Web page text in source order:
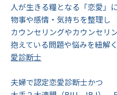
人が生きる糧となる「恋愛」
物事や感情・気持ちを整理し
カウンセリングやカウンセリ
抱えている問題や悩みを紐解く
愛診断士
夫婦で認定恋愛診断士かつ